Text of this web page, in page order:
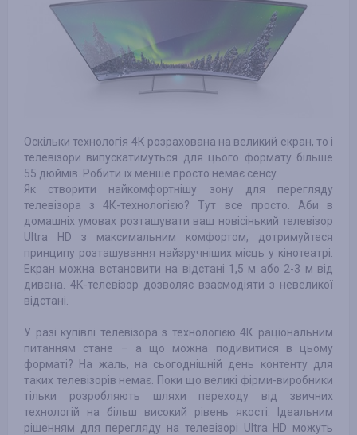
Оскільки технологія 4К розрахована на великий екран, то і
телевізори випускатимуться для цього формату більше
55 дюймів. Робити їх менше просто немає сенсу.
Як створити найкомфортнішу зону для перегляду
телевізора з 4К-технологією? Тут все просто. Аби в
домашніх умовах розташувати ваш новісінький телевізор
Ultra HD з максимальним комфортом, дотримуйтеся
принципу розташування найзручніших місць у кінотеатрі.
Екран можна встановити на відстані 1,5 м або 2-3 м від
дивана. 4К-телевізор дозволяє взаємодіяти з невеликої
відстані.
У разі купівлі телевізора з технологією 4К раціональним
питанням стане – а що можна подивитися в цьому
форматі? На жаль, на сьогоднішній день контенту для
таких телевізорів немає. Поки що великі фірми-виробники
тільки розробляють шляхи переходу від звичних
технологій на більш високий рівень якості. Ідеальним
рішенням для перегляду на телевізорі Ultra HD можуть